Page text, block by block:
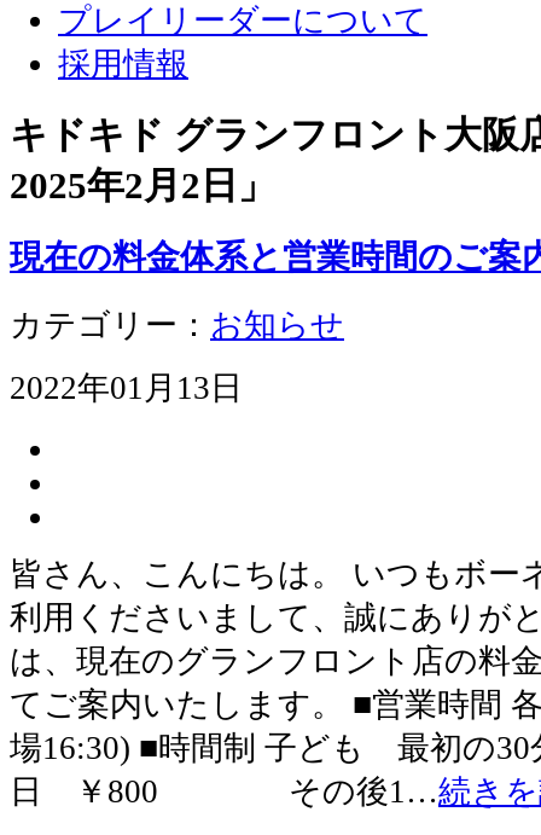
プレイリーダーについて
採用情報
キドキド グランフロント大
2025年2月2日 」
現在の料金体系と営業時間のご案
カテゴリー： お知らせ
2022年01月13日
皆さん、こんにちは。 いつもボー
利用くださいまして、誠にありが
は、現在のグランフロント店の料
てご案内いたします。 ■営業時間
場16:30) ■時間制 子ども 最初
日 ￥800 その後1…続き